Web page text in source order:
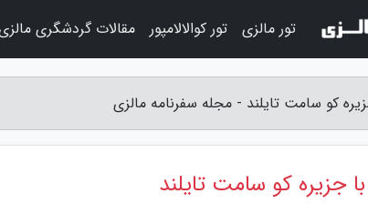
کو سامت تایلند - مجله سفرنامه مالزی
جزیره کو سامت تایلند
تور مالزی تور کوالالامپور مقالات گردشگری